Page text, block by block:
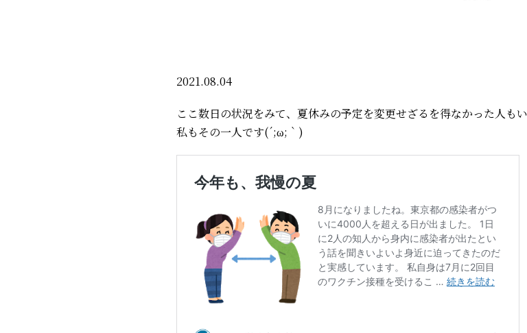
2021.08.04
ここ数日の状況をみて、夏休みの予定を変更せざるを得なかった人も
私もその一人です(´;ω;｀)